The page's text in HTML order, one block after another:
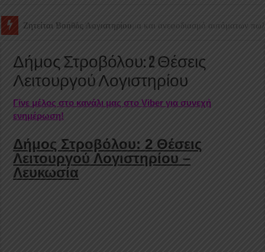
Ζητείται Υπάλληλος για γέμισμα και ανεφοδιασμό αυτόματων
Δήμος Στροβόλου: 2 Θέσεις
Λειτουργού Λογιστηρίου
Γίνε μέλος στο κανάλι μας στο Viber για συνεχή
ενημέρωση!
Δήμος Στροβόλου: 2 Θέσεις
Λειτουργού Λογιστηρίου –
Λευκωσία